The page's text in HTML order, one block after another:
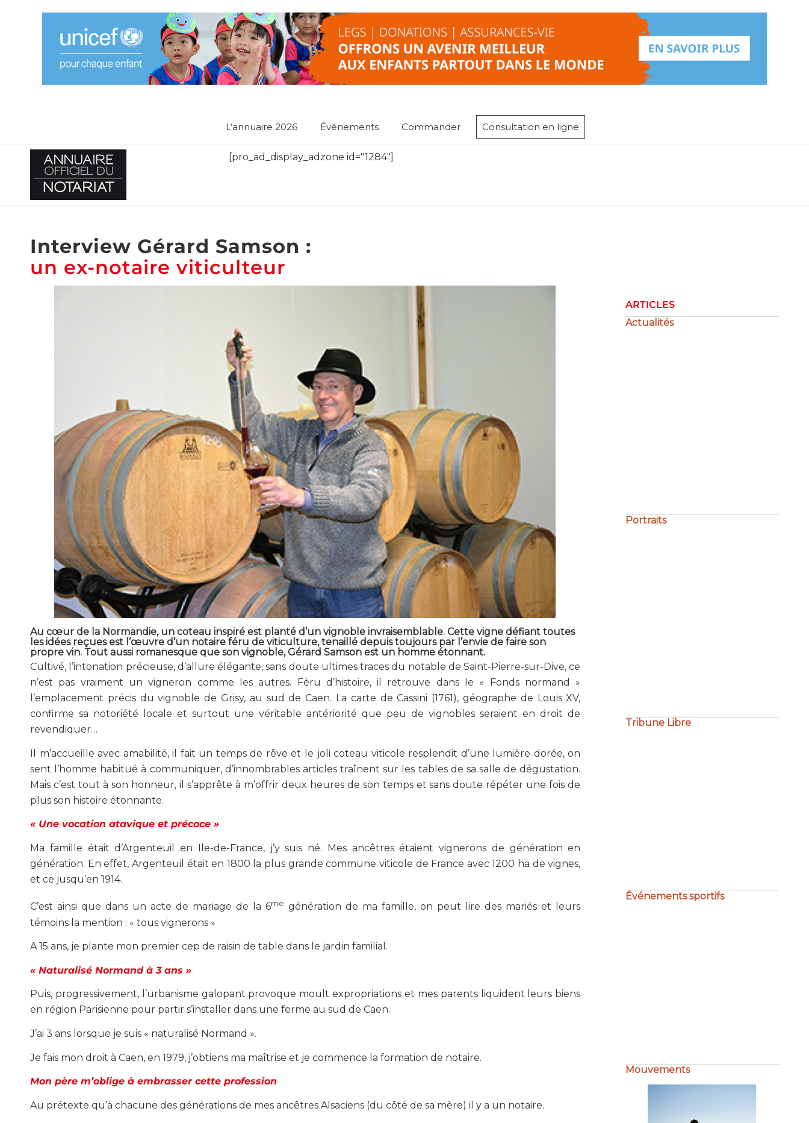
L’annuaire 2026 Événements Commander Consultation en ligne
[pro_ad_display_adzone id="1284"]
Interview Gérard Samson :
un ex-notaire viticulteur
Au cœur de la Normandie, un coteau inspiré est planté d’un vignoble invraisemblable. Cette vigne défiant toutes
les idées reçues est l’œuvre d’un notaire féru de viticulture, tenaillé depuis toujours par l’envie de faire son
propre vin. Tout aussi romanesque que son vignoble, Gérard Samson est un homme étonnant.
Cultivé, l’intonation précieuse, d’allure élégante, sans doute ultimes traces du notable de Saint-Pierre-sur-Dive, ce
n’est pas vraiment un vigneron comme les autres. Féru d’histoire, il retrouve dans le « Fonds normand »
l’emplacement précis du vignoble de Grisy, au sud de Caen. La carte de Cassini (1761), géographe de Louis XV,
confirme sa notoriété locale et surtout une véritable antériorité que peu de vignobles seraient en droit de
revendiquer…
Il m’accueille avec amabilité, il fait un temps de rêve et le joli coteau viticole resplendit d’une lumière dorée, on
sent l’homme habitué à communiquer, d’innombrables articles traînent sur les tables de sa salle de dégustation.
Mais c’est tout à son honneur, il s’apprête à m’offrir deux heures de son temps et sans doute répéter une fois de
plus son histoire étonnante.
« Une vocation atavique et précoce »
Ma famille était d’Argenteuil en Ile-de-France, j’y suis né. Mes ancêtres étaient vignerons de génération en
génération. En effet, Argenteuil était en 1800 la plus grande commune viticole de France avec 1200 ha de vignes,
et ce jusqu’en 1914.
C’est ainsi que dans un acte de mariage de la 6me génération de ma famille, on peut lire des mariés et leurs
témoins la mention : « tous vignerons »
A 15 ans, je plante mon premier cep de raisin de table dans le jardin familial.
« Naturalisé Normand à 3 ans »
Puis, progressivement, l’urbanisme galopant provoque moult expropriations et mes parents liquident leurs biens
en région Parisienne pour partir s’installer dans une ferme au sud de Caen.
J’ai 3 ans lorsque je suis « naturalisé Normand ».
Je fais mon droit à Caen, en 1979, j’obtiens ma maîtrise et je commence la formation de notaire.
Mon père m’oblige à embrasser cette profession
Au prétexte qu’à chacune des générations de mes ancêtres Alsaciens (du côté de sa mère) il y a un notaire.
ARTICLES
Actualités